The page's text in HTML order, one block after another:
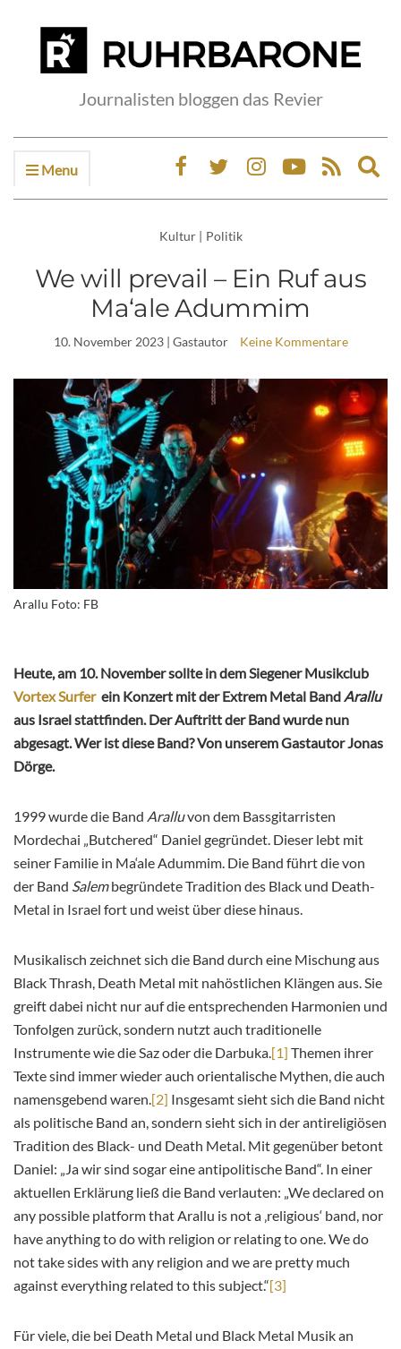
Journalisten bloggen das Revier
Menu
Kultur | Politik
We will prevail – Ein Ruf aus
Ma‘ale Adummim
10. November 2023| Gastautor Keine Kommentare
Arallu Foto: FB
Heute, am 10. November sollte in dem Siegener Musikclub
Vortex Surferein Konzert mit der Extrem Metal BandArallu
aus Israel stattfinden. Der Auftritt der Band wurde nun
abgesagt. Wer ist diese Band? Von unserem Gastautor Jonas
Dörge.
1999 wurde die Band Aralluvon dem Bassgitarristen
Mordechai „Butchered“ Daniel gegründet. Dieser lebt mit
seiner Familie in Ma‘ale Adummim. Die Band führt die von
der Band Salembegründete Tradition des Black und Death-
Metal in Israel fort und weist über diese hinaus.
Musikalisch zeichnet sich die Band durch eine Mischung aus
Black Thrash, Death Metal mit nahöstlichen Klängen aus. Sie
greift dabei nicht nur auf die entsprechenden Harmonien und
Tonfolgen zurück, sondern nutzt auch traditionelle
Instrumente wie die Saz oder die Darbuka.[1] Themen ihrer
Texte sind immer wieder auch orientalische Mythen, die auch
namensgebend waren.[2] Insgesamt sieht sich die Band nicht
als politische Band an, sondern sieht sich in der antireligiösen
Tradition des Black- und Death Metal. Mit gegenüber betont
Daniel: „Ja wir sind sogar eine antipolitische Band“. In einer
aktuellen Erklärung ließ die Band verlauten: „We declared on
any possible platform that Arallu is not a ‚religious‘ band, nor
have anything to do with religion or relating to one. We do
not take sides with any religion and we are pretty much
against everything related to this subject.“[3]
Für viele, die bei Death Metal und Black Metal Musik an